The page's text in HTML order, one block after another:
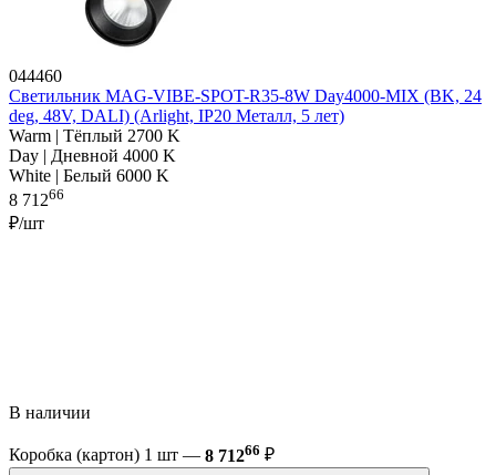
044460
Светильник MAG-VIBE-SPOT-R35-8W Day4000-MIX (BK, 24
deg, 48V, DALI) (Arlight, IP20 Металл, 5 лет)
Warm | Тёплый 2700 K
Day | Дневной 4000 K
White | Белый 6000 K
8 71266
₽/шт
В наличии
Коробка (картон) 1 шт — 8 71266 ₽